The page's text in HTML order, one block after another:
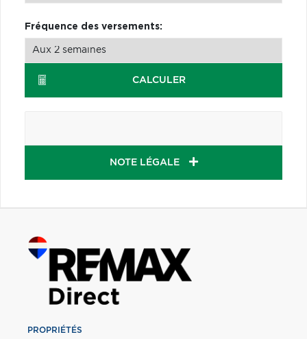
Fréquence des versements:
CALCULER
NOTE LÉGALE
PROPRIÉTÉS